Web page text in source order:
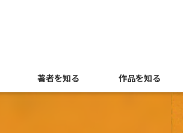
著者を知る 作品を知る